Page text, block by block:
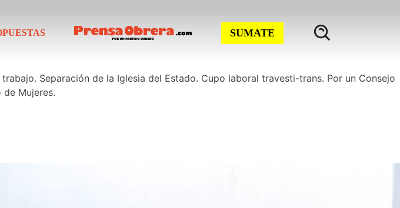
SUMATE
Separación de la Iglesia del Estado. Cupo laboral travesti-trans. Por un Consejo
de Mujeres.